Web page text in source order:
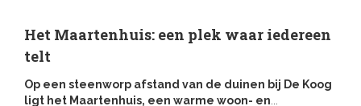
Het Maartenhuis: een plek waar iedereen
telt
Op een steenworp afstand van de duinen bij De Koog
ligt het Maartenhuis, een warme woon- en...